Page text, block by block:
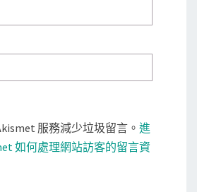
服務減少垃圾留言。 進
如何處理網站訪客的留言資